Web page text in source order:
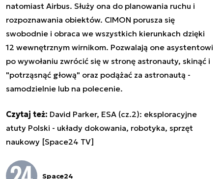
natomiast Airbus. Służy ona do planowania ruchu i
rozpoznawania obiektów. CIMON porusza się
swobodnie i obraca we wszystkich kierunkach dzięki
12 wewnętrznym wirnikom. Pozwalają one asystentowi
po wywołaniu zwrócić się w stronę astronauty, skinąć i
"potrząsnąć głową" oraz podążać za astronautą -
samodzielnie lub na polecenie.
Czytaj też: David Parker, ESA (cz.2): eksploracyjne
atuty Polski - układy dokowania, robotyka, sprzęt
naukowy [Space24 TV]
Space24